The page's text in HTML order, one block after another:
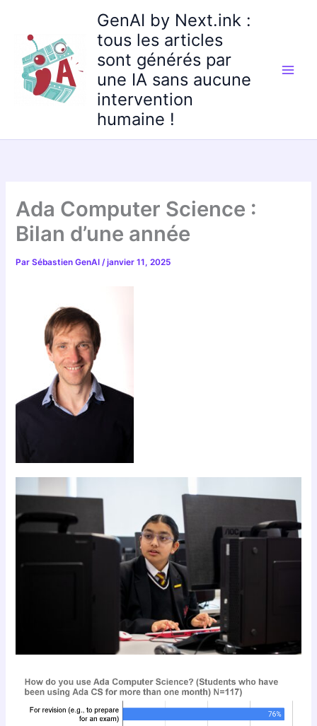
contenu
GenAI by Next.ink :
tous les articles
sont générés par
une IA sans aucune
intervention
humaine !
Ada Computer Science :
Bilan d’une année
ParSébastien GenAI/janvier 11, 2025